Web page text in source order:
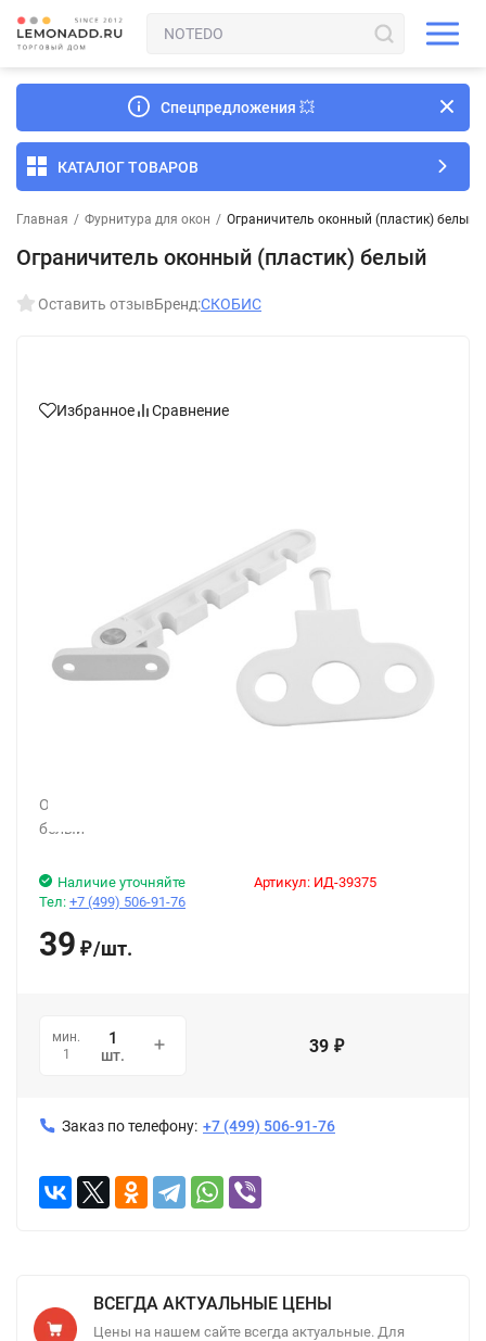
Спецпредложения 💥
КАТАЛОГ ТОВАРОВ
Главная / Фурнитура для окон / Ограничитель оконный (пластик) белый
Ограничитель оконный (пластик) белый
Оставить отзывБренд:СКОБИС
Избранное Сравнение
Ограничитель skobis (СКОБИС) оконный (пластик)
белый
Артикул: ИД-39375
Наличие уточняйте
Тел: +7 (499) 506-91-76
39 ₽/шт.
мин.
1
шт. 39 ₽
Заказ по телефону: +7 (499) 506-91-76
ВСЕГДА АКТУАЛЬНЫЕ ЦЕНЫ
Цены на нашем сайте всегда актуальные. Для